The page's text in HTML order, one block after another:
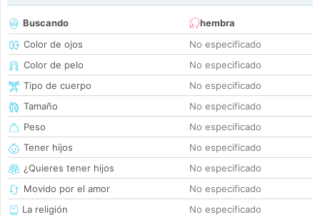
Buscando
hembra
Color de ojos
No especificado
Color de pelo
No especificado
Tipo de cuerpo
No especificado
Tamaño
No especificado
Peso
No especificado
Tener hijos
No especificado
¿Quieres tener hijos
No especificado
Movido por el amor
No especificado
La religión
No especificado